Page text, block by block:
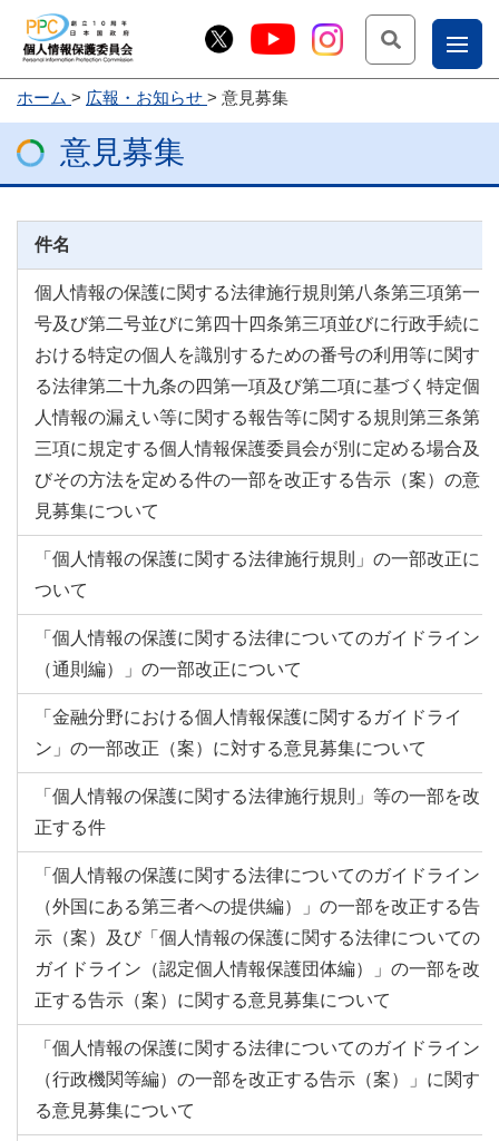
問
こー
ー部
ホーム 広報・お知らせ 意見募集
意見募集
件名
個人情報の保護に関する法律施行規則第八条第三項第一
号及び第二号並びに第四十四条第三項並びに行政手続に
おける特定の個人を識別するための番号の利用等に関す
る法律第二十九条の四第一項及び第二項に基づく特定個
人情報の漏えい等に関する報告等に関する規則第三条第
三項に規定する個人情報保護委員会が別に定める場合及
びその方法を定める件の一部を改正する告示（案）の意
見募集について
「個人情報の保護に関する法律施行規則」の一部改正に
ついて
「個人情報の保護に関する法律についてのガイドライン
（通則編）」の一部改正について
「金融分野における個人情報保護に関するガイドライ
ン」の一部改正（案）に対する意見募集について
「個人情報の保護に関する法律施行規則」等の一部を改
正する件
「個人情報の保護に関する法律についてのガイドライン
（外国にある第三者への提供編）」の一部を改正する告
示（案）及び「個人情報の保護に関する法律についての
ガイドライン（認定個人情報保護団体編）」の一部を改
正する告示（案）に関する意見募集について
「個人情報の保護に関する法律についてのガイドライン
（行政機関等編）の一部を改正する告示（案）」に関す
る意見募集について